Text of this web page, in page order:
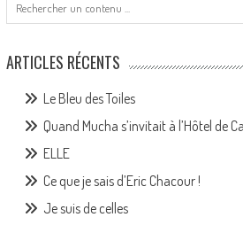
ARTICLES RÉCENTS
Le Bleu des Toiles
Quand Mucha s’invitait à l’Hôtel de
ELLE
Ce que je sais d’Eric Chacour !
Je suis de celles